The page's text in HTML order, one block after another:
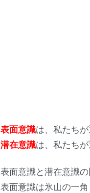
表面意識は、私たち
潜在意識は、私たち
表面意識と潜在意識
表面意識は氷山の一角